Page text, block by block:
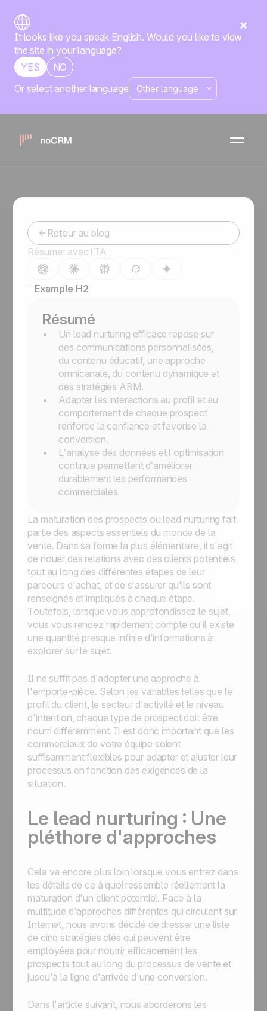
It looks like you speak English. Would you like to view
the site in your language?
YES
NO
Or select another language
Stratégie commerciale
5 stratégies pour un lead
nurturing efficace
Retour au blog
Résumer avec l’IA :
Example H2
Résumé
Un lead nurturing efficace repose sur
des communications personnalisées,
du contenu éducatif, une approche
omnicanale, du contenu dynamique et
des stratégies ABM.
Adapter les interactions au profil et au
comportement de chaque prospect
renforce la confiance et favorise la
conversion.
L’analyse des données et l’optimisation
continue permettent d’améliorer
durablement les performances
commerciales.
La maturation des prospects ou lead nurturing fait
partie des aspects essentiels du monde de la
vente. Dans sa forme la plus élémentaire, il s'agit
de nouer des relations avec des clients potentiels
tout au long des différentes étapes de leur
parcours d'achat, et de s'assurer qu'ils sont
renseignés et impliqués à chaque étape.
Toutefois, lorsque vous approfondissez le sujet,
vous vous rendez rapidement compte qu'il existe
une quantité presque infinie d'informations à
explorer sur le sujet.
Il ne suffit pas d'adopter une approche à
l'emporte-pièce. Selon les variables telles que le
profil du client, le secteur d'activité et le niveau
d'intention, chaque type de prospect doit être
nourri différemment. Il est donc important que les
commerciaux de votre équipe soient
suffisamment flexibles pour adapter et ajuster leur
processus en fonction des exigences de la
situation.
Le lead nurturing : Une
pléthore d'approches
Cela va encore plus loin lorsque vous entrez dans
les détails de ce à quoi ressemble réellement la
maturation d'un client potentiel. Face à la
multitude d'approches différentes qui circulent sur
Internet, nous avons décidé de dresser une liste
de cinq stratégies clés qui peuvent être
employées pour nourrir efficacement les
prospects tout au long du processus de vente et
jusqu'à la ligne d'arrivée d'une conversion.
Dans l'article suivant, nous aborderons les